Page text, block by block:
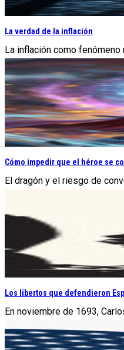
La verdad de la inflación
La inflación como
Cómo impedir que el héroe se
El dragón y el riesgo de
Los libertos que defendieron
En noviembre de 1693,